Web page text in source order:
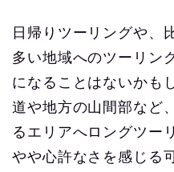
日帰りツーリングや、
多い地域へのツーリン
になることはないかも
道や地方の山間部など
るエリアへロングツー
やや心許なさを感じる